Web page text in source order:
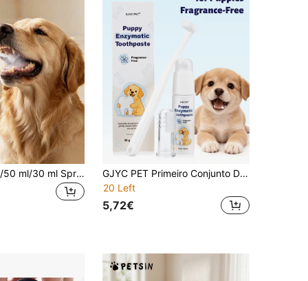
EelJoy 1 peça/50 ml/30 ml Spray Oral e Dentário para Animais de Estimação, Opção Prática para Donos de Animais, Design Sem Necessidade de Escovagem, Limpeza Simples e Fácil, Sem Necessidade de Forçar os Animais, Limpa Completamente Espaços e Gengivas, Remove Manchas nos Dentes
GJYC PET Primeiro Conjunto Dentário para Cachorros – Pasta de Dentes Sem Cheiro, Escova Macia e Escova de Dedo, para Dentição, Gengivas Sensíveis e Raças Pequenas, Refresca o Hálito – Também Funciona para Gatos
20 Left
5,72€